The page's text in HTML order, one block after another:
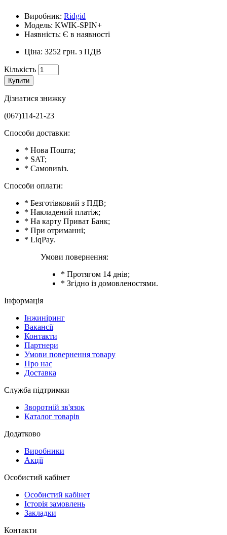
Виробник: Ridgid
Модель: KWIK-SPIN+
Наявність: Є в наявності
Ціна: 3252 грн. з ПДВ
Кількість
Купити
Дізнатися знижку
(067)114-21-23
Способи доставки:
* Нова Пошта;
* SAT;
* Самовивіз.
Способи оплати:
* Безготівковий з ПДВ;
* Накладений платіж;
* На карту Приват Банк;
* При отриманні;
* LiqPay.
Умови повернення:
* Протягом 14 днів;
* Згідно із домовленостями.
Інформація
Інжиніринг
Вакансії
Контакти
Партнери
Умови повернення товару
Про нас
Доставка
Служба підтримки
Зворотній зв'язок
Каталог товарів
Додатково
Виробники
Акції
Особистий кабінет
Особистий кабінет
Історія замовлень
Закладки
Контакти